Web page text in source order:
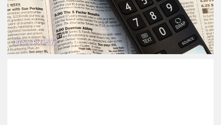
Bron: Pixabay